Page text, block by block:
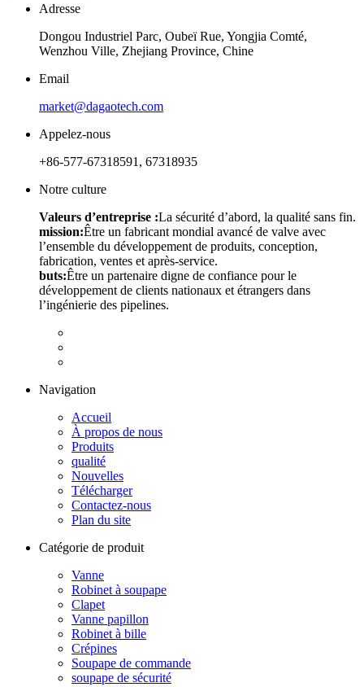
Adresse
Dongou Industriel Parc, Oubeï Rue, Yongjia Comté,
Wenzhou Ville, Zhejiang Province, Chine
Email
market@dagaotech.com
Appelez-nous
+86-577-67318591, 67318935
Notre culture
Valeurs d’entreprise :La sécurité d’abord, la qualité sans fin.
mission:Être un fabricant mondial avancé de valve avec
l’ensemble du développement de produits, conception,
fabrication, ventes et après-service.
buts:Être un partenaire digne de confiance pour le
développement de clients nationaux et étrangers dans
l’ingénierie des pipelines.
Navigation
Accueil
À propos de nous
Produits
qualité
Nouvelles
Télécharger
Contactez-nous
Plan du site
Catégorie de produit
Vanne
Robinet à soupape
Clapet
Vanne papillon
Robinet à bille
Crépines
Soupape de commande
soupape de sécurité